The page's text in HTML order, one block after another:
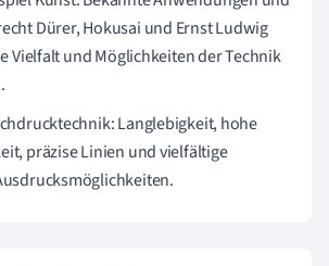
Dürer, Hokusai und Ernst Ludwig
Vielfalt und Möglichkeiten der Technik
Langlebigkeit, hohe
präzise Linien und vielfältige